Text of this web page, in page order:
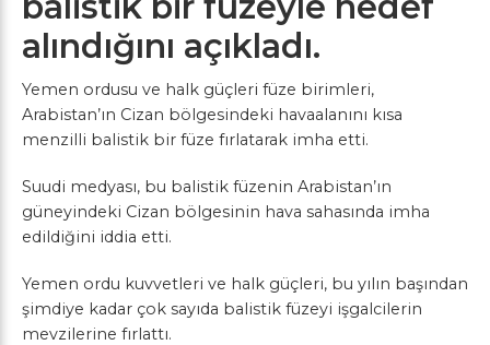
alındığını açıkladı.
Yemen ordusu ve halk güçleri füze birimleri,
Arabistan’ın Cizan bölgesindeki havaalanını kısa
menzilli balistik bir füze fırlatarak imha etti.
Suudi medyası, bu balistik füzenin Arabistan’ın
güneyindeki Cizan bölgesinin hava sahasında imha
edildiğini iddia etti.
Yemen ordu kuvvetleri ve halk güçleri, bu yılın başından
şimdiye kadar çok sayıda balistik füzeyi işgalcilerin
mevzilerine fırlattı.